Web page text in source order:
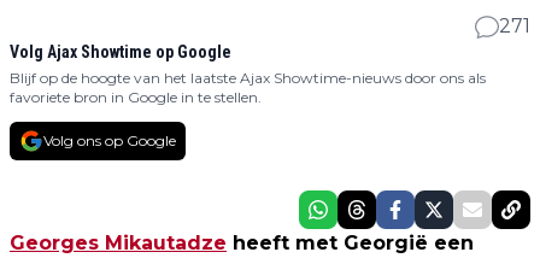
271
Volg Ajax Showtime op Google
Blijf op de hoogte van het laatste Ajax Showtime-nieuws door ons als
favoriete bron in Google in te stellen.
Volg ons op Google
Georges Mikautadze heeft met Georgië een